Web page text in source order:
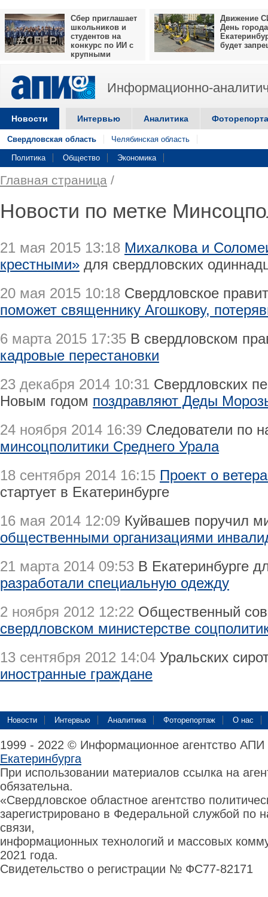
Сбер приглашает
школьников и
студентов на
конкурс по ИИ с
крупными
Движение
День города
будет
Информационно-
Новости Интервью Аналитика
Свердловская область Челябинская область
Политика Общество Экономика
Главная страница /
Новости по метке
21 мая 2015 13:18 Михалкова и
крестными» для свердловских
20 мая 2015 10:18 Свердловское
поможет священнику Агошкову,
6 марта 2015 17:35 В свердловском
кадровые перестановки
23 декабря 2014 10:31 Свердловских
Новым годом поздравляют Деды
24 ноября 2014 16:39 Следователи по
минсоцполитики Среднего Урала
18 сентября 2014 16:15 Проект о
стартует в Екатеринбурге
16 мая 2014 12:09 Куйвашев поручил
общественными организациями
21 марта 2014 09:53 В Екатеринбурге
разработали специальную одежду
2 ноября 2012 12:22 Общественный
свердловском министерстве
13 сентября 2012 14:04 Уральских
иностранные граждане
Новости Интервью Аналитика Фоторепортаж О нас
1999 - 2022 © Информационное агентство
Екатеринбурга
При использовании материалов ссылка на
обязательна.
«Свердловское областное агентство
зарегистрировано в Федеральной службой по
связи,
информационных технологий и массовых
2021 года.
Свидетельство о регистрации № ФС77-82171